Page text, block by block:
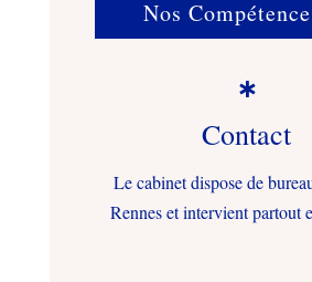
Nos

Contact
Le cabinet dispose de
Rennes et intervient partout